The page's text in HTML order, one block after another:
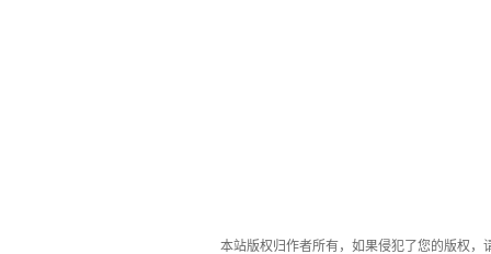
本站版权归作者所有，如果侵犯了您的版权